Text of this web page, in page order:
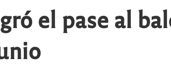
el pase al